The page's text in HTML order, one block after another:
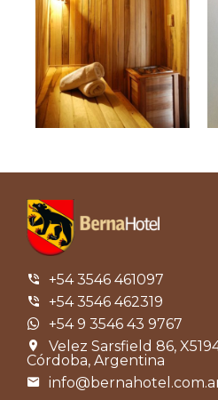
+54 3546 461097
+54 3546 462319
+54 9 3546 43 9767
Velez Sarsfield 86,
Córdoba, Argentina